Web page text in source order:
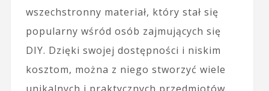
wszechstronny materiał, który stał się
popularny wśród osób zajmujących się
DIY. Dzięki swojej dostępności i niskim
kosztom, można z niego stworzyć wiele
unikalnych i praktycznych przedmiotów.